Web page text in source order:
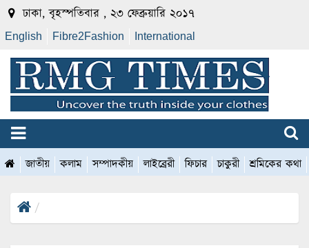
ঢাকা, বৃহস্পতিবার , ২৩ ফেব্রুয়ারি ২০১৭
English Fibre2Fashion International
জাতীয় কলাম সম্পাদকীয় লাইব্রেরী ফিচার চাকুরী শ্রমিকের কথা